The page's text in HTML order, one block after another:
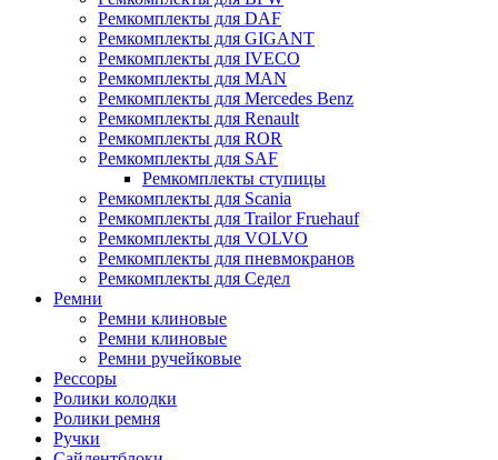
Ремкомплекты для DAF
Ремкомплекты для GIGANT
Ремкомплекты для IVECO
Ремкомплекты для MAN
Ремкомплекты для Mercedes Benz
Ремкомплекты для Renault
Ремкомплекты для ROR
Ремкомплекты для SAF
Ремкомплекты ступицы
Ремкомплекты для Scania
Ремкомплекты для Trailor Fruehauf
Ремкомплекты для VOLVO
Ремкомплекты для пневмокранов
Ремкомплекты для Седел
Ремни
Ремни клиновые
Ремни клиновые
Ремни ручейковые
Рессоры
Ролики колодки
Ролики ремня
Ручки